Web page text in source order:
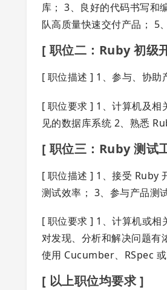
库； 3、良好的代码书写和
队高质量快速交付产品； 5
[ 职位二：Ruby 初级
[ 职位描述 ] 1、参与、协助
[ 职位要求 ] 1、计算机及相
见的数据库系统 2、熟悉
[ 职位三：Ruby 测试
[ 职位描述 ] 1、接受 Ruby
测试效率； 3、参与产品测
[ 职位要求 ] 1、计算机或相
对发现、分析和解决问题
使用 Cucumber、RSpec
[ 以上职位均要求 ]